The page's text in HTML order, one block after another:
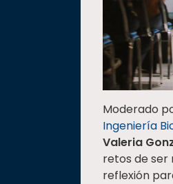
Moderado
Ingeniería
Valeria
retos de ser
reflexión